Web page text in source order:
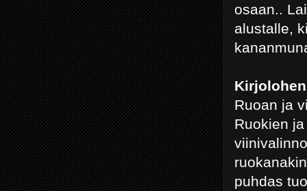
osaan..
alustalle,
Ruoan ja
Ruokien
puhdas